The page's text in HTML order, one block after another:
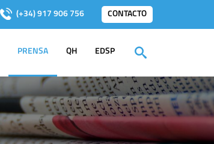
(+34) 917 906 756 CONTACTO
PRENSA QH EDSP